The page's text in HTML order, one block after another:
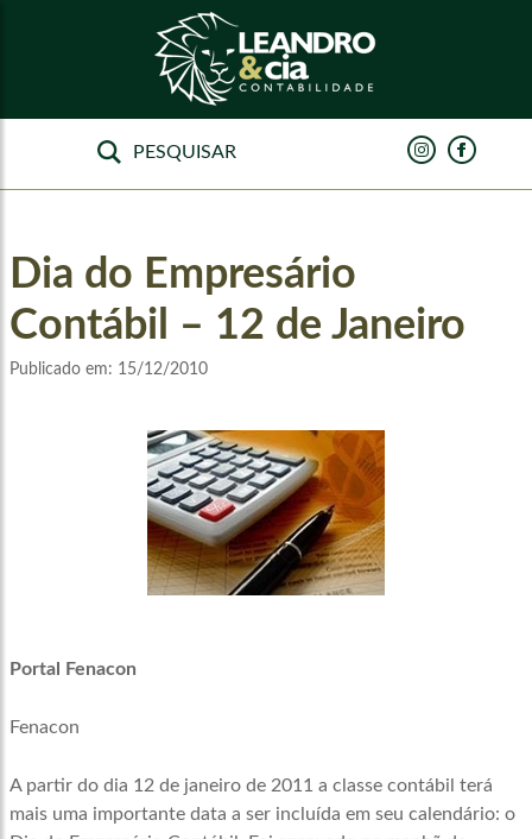
Dia do Empresário
Contábil – 12 de Janeiro
Publicado em: 15/12/2010
Portal Fenacon
Fenacon
A partir do dia 12 de janeiro de 2011 a classe contábil terá
mais uma importante data a ser incluída em seu calendário: o